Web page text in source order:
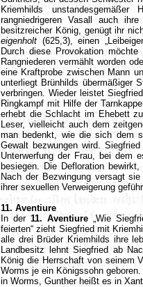
Kriemhilds
rangniedrigeren Vasall auch ihre
besitzreicher König, genügt ihr
eigenholt (625,3), einen
Durch diese Provokation
Rangniederen vermählt worden
eine Kraftprobe zwischen Mann
unterliegt Brünhilds übermäßiger
verbringen. Wieder leistet
Ringkampf mit Hilfe der
erhebt die Schlacht im Ehebett
Leser, vielleicht auch dem
man bedenkt, wie die sich dem
Gewalt bezwungen wird.
Unterwerfung der Frau, bei dem
besiegen. Die Defloration
Nach der Bezwingung versagt
ihrer sexuellen Verweigerung
11. Aventiure
In der11. Aventiure „Wie
feierten“ zieht Siegfried mit
alle drei Brüder Kriemhilds ihre
Landbesitz lehnt Siegfried ab
König die Herrschaft von seinem
Worms je ein Königssohn
in Worms, Gunther heißt es in